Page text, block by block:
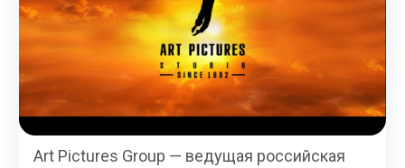
Art Pictures Group — ведущая российская